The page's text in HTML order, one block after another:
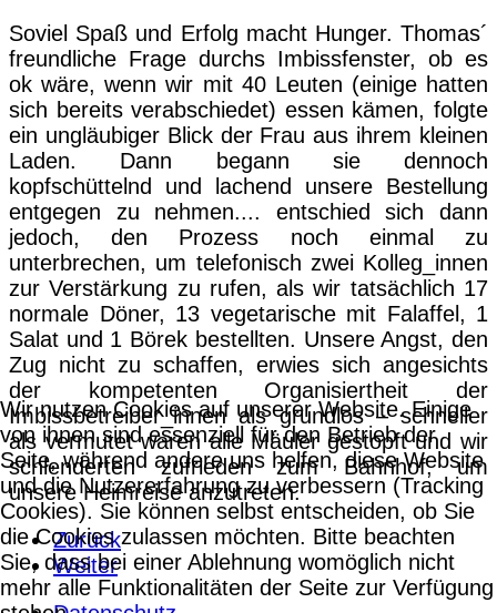
Soviel Spaß und Erfolg macht Hunger. Thomas´
freundliche Frage durchs Imbissfenster, ob es
ok wäre, wenn wir mit 40 Leuten (einige hatten
sich bereits verabschiedet) essen kämen, folgte
ein ungläubiger Blick der Frau aus ihrem kleinen
Laden. Dann begann sie dennoch
kopfschüttelnd und lachend unsere Bestellung
entgegen zu nehmen.... entschied sich dann
jedoch, den Prozess noch einmal zu
unterbrechen, um telefonisch zwei Kolleg_innen
zur Verstärkung zu rufen, als wir tatsächlich 17
normale Döner, 13 vegetarische mit Falaffel, 1
Salat und 1 Börek bestellten. Unsere Angst, den
Zug nicht zu schaffen, erwies sich angesichts
der kompetenten Organisiertheit der
Imbissbetreiber_innen als grundlos – schneller
als vermutet waren alle Mäuler gestopft und wir
schlenderten zufrieden zum Bahnhof, um
unsere Heimreise anzutreten.
Zurück
Weiter
Wir nutzen Cookies auf unserer Website. Einige
von ihnen sind essenziell für den Betrieb der
Seite, während andere uns helfen, diese Website
und die Nutzererfahrung zu verbessern (Tracking
Cookies). Sie können selbst entscheiden, ob Sie
die Cookies zulassen möchten. Bitte beachten
Sie, dass bei einer Ablehnung womöglich nicht
mehr alle Funktionalitäten der Seite zur Verfügung